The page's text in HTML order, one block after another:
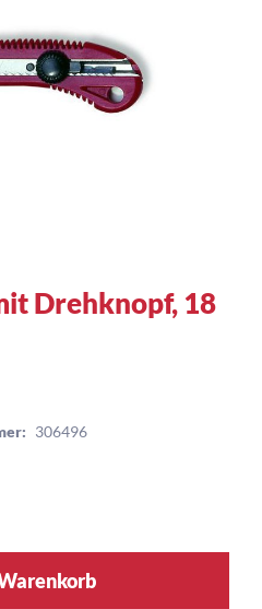
Drehknopf, 18
306496